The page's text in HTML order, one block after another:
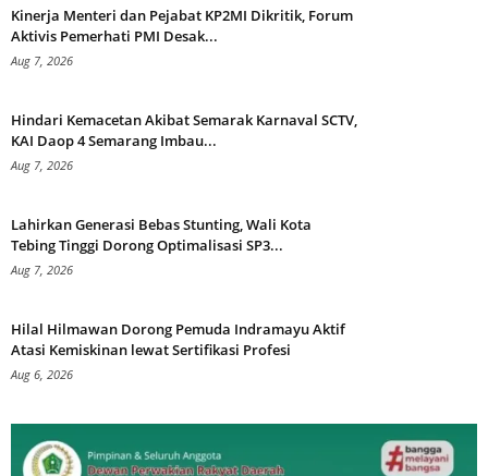
Kinerja Menteri dan Pejabat KP2MI Dikritik, Forum
Aktivis Pemerhati PMI Desak...
Aug 7, 2026
Hindari Kemacetan Akibat Semarak Karnaval SCTV,
KAI Daop 4 Semarang Imbau...
Aug 7, 2026
Lahirkan Generasi Bebas Stunting, Wali Kota
Tebing Tinggi Dorong Optimalisasi SP3...
Aug 7, 2026
Hilal Hilmawan Dorong Pemuda Indramayu Aktif
Atasi Kemiskinan lewat Sertifikasi Profesi
Aug 6, 2026